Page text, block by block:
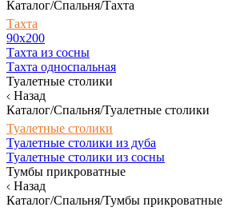
Каталог/Спальня/Тахта
Тахта
90х200
Тахта из сосны
Тахта односпальная
Туалетные столики
Назад
Каталог/Спальня/Туалетные столики
Туалетные столики
Туалетные столики из дуба
Туалетные столики из сосны
Тумбы прикроватные
Назад
Каталог/Спальня/Тумбы прикроватные